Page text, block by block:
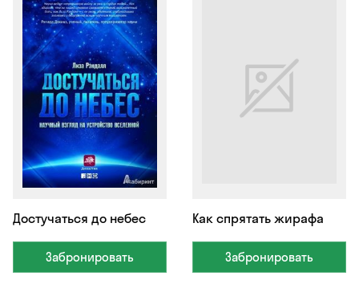
Достучаться до небес
Забронировать
Как спрятать жирафа
Забронировать